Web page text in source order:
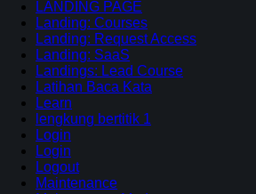
LANDING PAGE
Landing: Courses
Landing: Request Access
Landing: SaaS
Landings: Lead Course
Latihan Baca Kata
Learn
lengkung bertitik 1
Login
Login
Logout
Maintenance